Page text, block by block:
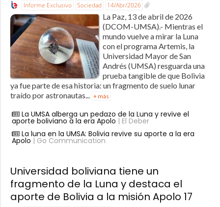
Informe Exclusivo Sociedad 14/Abr/2026
La Paz, 13 de abril de 2026
(DCOM-UMSA).- Mientras el
mundo vuelve a mirar la Luna
con el programa Artemis, la
Universidad Mayor de San
Andrés (UMSA) resguarda una
prueba tangible de que Bolivia
ya fue parte de esa historia: un fragmento de suelo lunar
traído por astronautas... + más
La UMSA alberga un pedazo de la Luna y revive el
aporte boliviano a la era Apolo | El Deber
La luna en la UMSA: Bolivia revive su aporte a la era
Apolo | Go Communication
Universidad boliviana tiene un
fragmento de la Luna y destaca el
aporte de Bolivia a la misión Apolo 17